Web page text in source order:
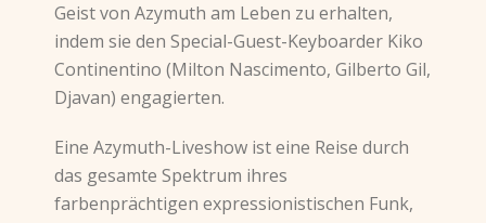
Geist von Azymuth am Leben zu erhalten,
indem sie den Special-Guest-Keyboarder Kiko
Continentino (Milton Nascimento, Gilberto Gil,
Djavan) engagierten.
Eine Azymuth-Liveshow ist eine Reise durch
das gesamte Spektrum ihres
farbenprächtigen expressionistischen Funk,